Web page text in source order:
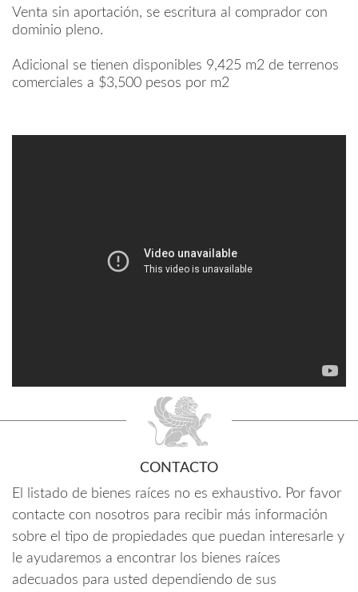
Venta sin aportación, se escritura al comprador con
dominio pleno.
Adicional se tienen disponibles 9,425 m2 de terrenos
comerciales a $3,500 pesos por m2
CONTACTO
El listado de bienes raíces no es exhaustivo. Por favor
contacte con nosotros para recibir más información
sobre el tipo de propiedades que puedan interesarle y
le ayudaremos a encontrar los bienes raíces
adecuados para usted dependiendo de sus